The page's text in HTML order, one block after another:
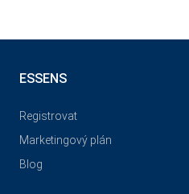
ESSENS
Registrovat
Marketingový plán
Blog